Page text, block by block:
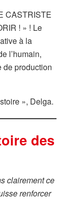
CASTRISTE
! » ! Le
à la
l’humain,
de production
», Delga.
des
clairement ce
renforcer